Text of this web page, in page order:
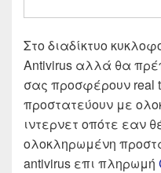
Στο διαδίκτυο
Antivirus αλλά θα
σας προσφέρουν real
προστατεύουν με
ιντερνετ οπότε εαν
ολοκληρωμένη
antivirus επι πληρωμή